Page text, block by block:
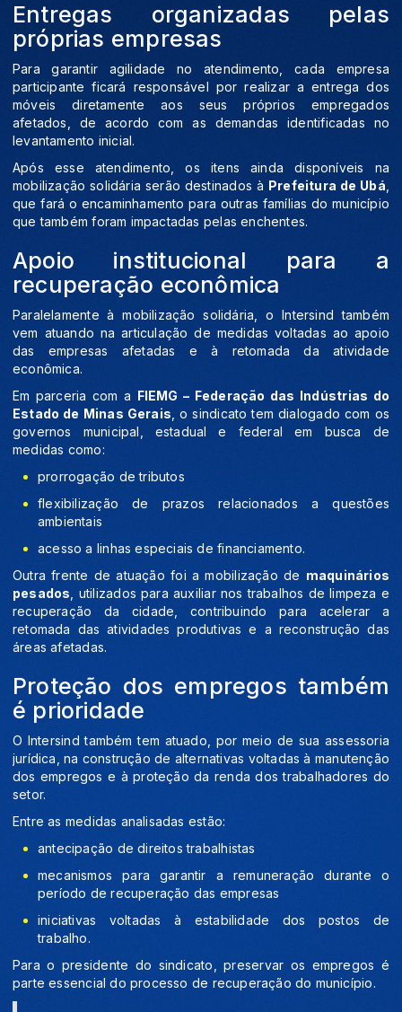
Entregas organizadas pelas
próprias empresas
Para garantir agilidade no atendimento, cada empresa
participante ficará responsável por realizar a entrega dos
móveis diretamente aos seus próprios empregados
afetados, de acordo com as demandas identificadas no
levantamento inicial.
Após esse atendimento, os itens ainda disponíveis na
mobilização solidária serão destinados à Prefeitura de Ubá
que fará o encaminhamento para outras famílias do município
que também foram impactadas pelas enchentes.
Apoio institucional para a
recuperação econômica
Paralelamente à mobilização solidária, o Intersind também
vem atuando na articulação de medidas voltadas ao apoio
das empresas afetadas e à retomada da atividade
econômica.
Em parceria com a FIEMG – Federação das Indústrias do
Estado de Minas Gerais , o sindicato tem dialogado com os
governos municipal, estadual e federal em busca de
medidas como:
prorrogação de tributos
flexibilização de prazos relacionados a questões
ambientais
acesso a linhas especiais de financiamento.
Outra frente de atuação foi a mobilização de maquinários
pesados , utilizados para auxiliar nos trabalhos de limpeza e
recuperação da cidade, contribuindo para acelerar a
retomada das atividades produtivas e a reconstrução das
áreas afetadas.
Proteção dos empregos também
é prioridade
O Intersind também tem atuado, por meio de sua assessoria
jurídica, na construção de alternativas voltadas à manutenção
dos empregos e à proteção da renda dos trabalhadores do
setor.
Entre as medidas analisadas estão:
antecipação de direitos trabalhistas
mecanismos para garantir a remuneração durante o
período de recuperação das empresas
iniciativas voltadas à estabilidade dos postos de
trabalho.
Para o presidente do sindicato, preservar os empregos é
parte essencial do processo de recuperação do município.